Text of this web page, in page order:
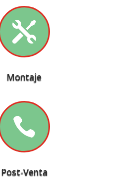

Montaje

Post-Venta